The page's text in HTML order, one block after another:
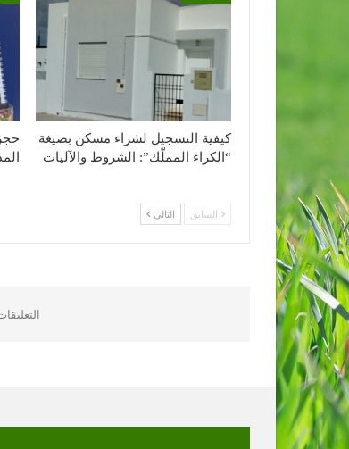
كيفية التسجيل لشراء مسكن بصيغة
“الكراء المملّك”: الشروط والآليات
السابق التالي